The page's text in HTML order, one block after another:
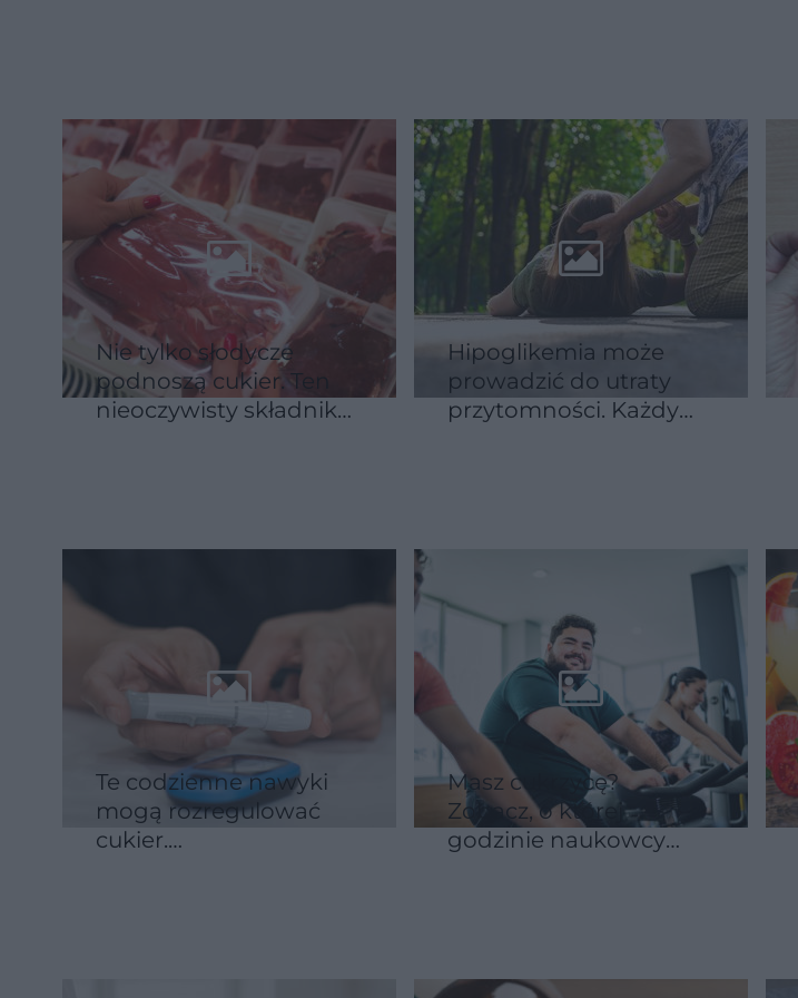
Nie tylko słodycze
podnoszą cukier. Ten
nieoczywisty składnik
Hipoglikemia może
prowadzić do utraty
przytomności. Każdy
Te codzienne nawyki
mogą rozregulować
cukier.
Masz cukrzycę?
Zobacz, o której
godzinie naukowcy